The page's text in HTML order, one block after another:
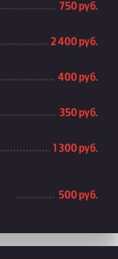
750 руб.
2 400 руб.
400 руб.
350 руб.
1 300 руб.
500 руб.